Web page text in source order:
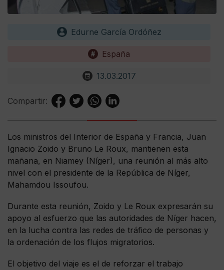
Edurne García Ordóñez
España
13.03.2017
Compartir:
Los ministros del Interior de España y Francia, Juan
Ignacio Zoido y Bruno Le Roux, mantienen esta
mañana, en Niamey (Níger), una reunión al más alto
nivel con el presidente de la República de Níger,
Mahamdou Issoufou.
Durante esta reunión, Zoido y Le Roux expresarán su
apoyo al esfuerzo que las autoridades de Níger hacen,
en la lucha contra las redes de tráfico de personas y
la ordenación de los flujos migratorios.
El objetivo del viaje es el de reforzar el trabajo